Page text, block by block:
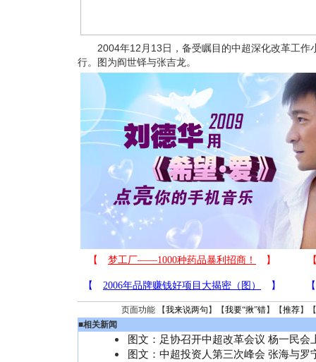
2004年12月13日，备受瞩目的中超深化改革工作
行。图为阎世铎与张吉龙。
页面功能 【我来说两句 】【我要“揪”错】【推荐】
■相关新闻
图文：足协召开中超改革会议 杨一民会
图文：中超投资人第三次峰会 张海与罗